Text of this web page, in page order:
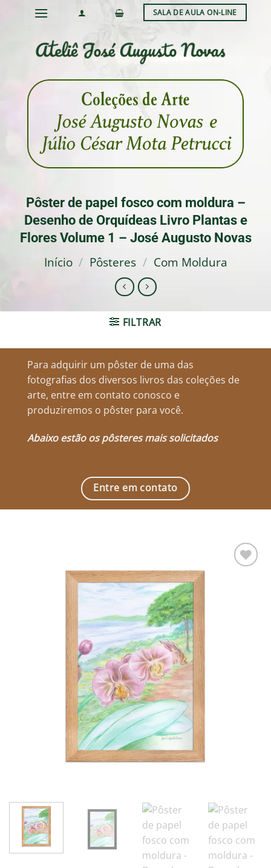
SALA DE AULA ON-LINE
Pôster de papel fosco com moldura –
Desenho de Orquídeas Livro Plantas e
Flores Volume 1 – José Augusto Novas
Início / Pôsteres / Com Moldura
FILTRAR
Para adquirir um pôster de uma das
fotografias dos diversos livros das coleções de
arte, entre em contato conosco e
produziremos o pôster para você.
Abaixo estão os pôsteres mais solicitados
Entre em contato